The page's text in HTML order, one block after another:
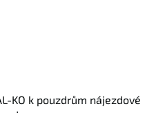
KO k pouzdrům nájezdové